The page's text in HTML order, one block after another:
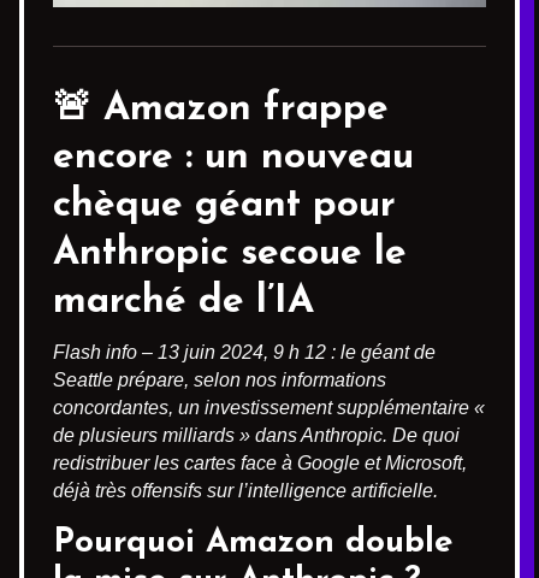
🚨 Amazon frappe
encore : un nouveau
chèque géant pour
Anthropic secoue le
marché de l’IA
Flash info – 13 juin 2024, 9 h 12 : le géant de
Seattle prépare, selon nos informations
concordantes, un investissement supplémentaire «
de plusieurs milliards » dans Anthropic. De quoi
redistribuer les cartes face à Google et Microsoft,
déjà très offensifs sur l’intelligence artificielle.
Pourquoi Amazon double